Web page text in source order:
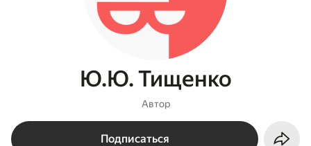
Ю.Ю. Тищенко
Автор
Подписаться